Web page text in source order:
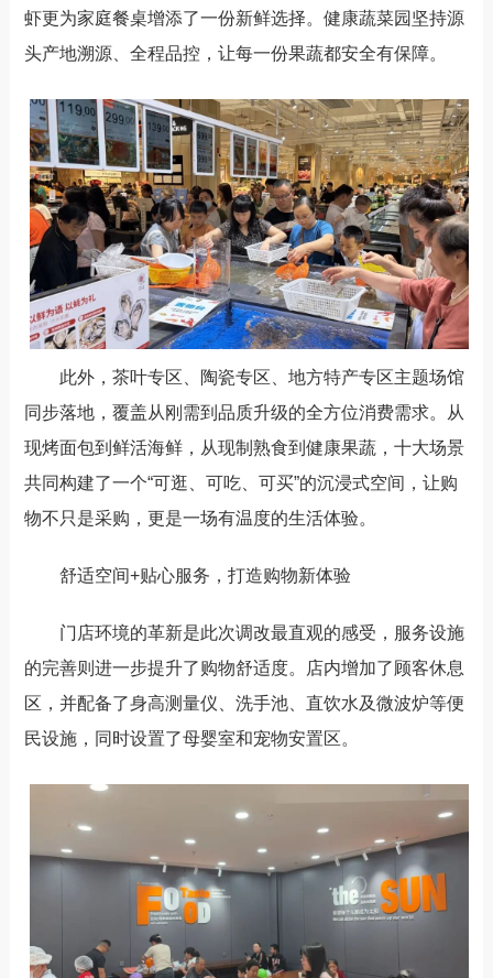
虾更为家庭餐桌增添了一份新鲜选择。健康蔬菜园坚持源
头产地溯源、全程品控，让每一份果蔬都安全有保障。
此外，茶叶专区、 陶瓷专区、 地方特产专区主题场馆
同步落地，覆盖从刚需到品质升级的全方位消费需求。从
现烤面包到鲜活海鲜，从现制熟食到健康果蔬，十大场景
共同构建了一个“可逛、可吃、可买”的沉浸式空间，让购
物不只是采购，更是一场有温度的生活体验。
舒适空间+贴心服务，打造购物新体验
门店环境的革新是此次调改最直观的感受，服务设施
的完善则进一步提升了购物舒适度。店内增加了顾客休息
区，并配备了身高测量仪、洗手池、直饮水及微波炉等便
民设施， 同时设置了母婴室和宠物安置区。